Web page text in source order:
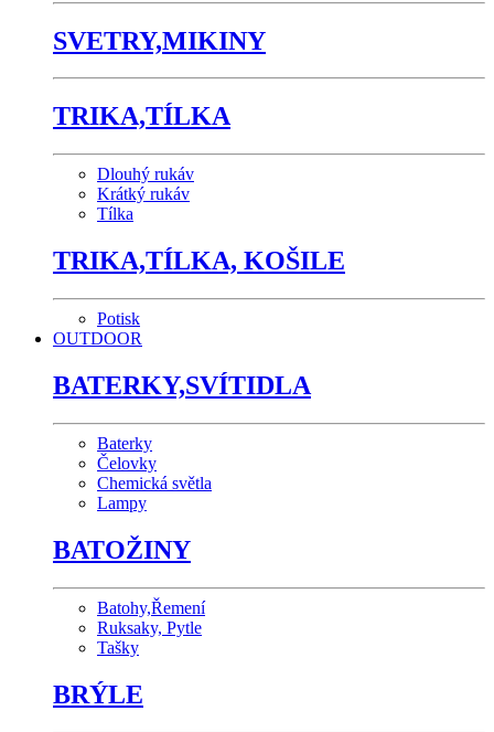
SVETRY,MIKINY
TRIKA,TÍLKA
Dlouhý rukáv
Krátký rukáv
Tílka
TRIKA,TÍLKA, KOŠILE
Potisk
OUTDOOR
BATERKY,SVÍTIDLA
Baterky
Čelovky
Chemická světla
Lampy
BATOŽINY
Batohy,Řemení
Ruksaky, Pytle
Tašky
BRÝLE